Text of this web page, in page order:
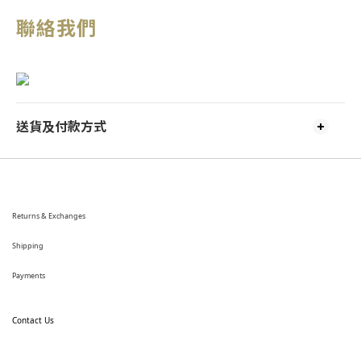
聯絡我們
送貨及付款方式
Returns & Exchanges
Shipping
Payments
Contact Us